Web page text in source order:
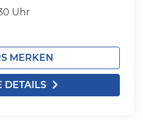
Uhr
MERKEN
DETAILS